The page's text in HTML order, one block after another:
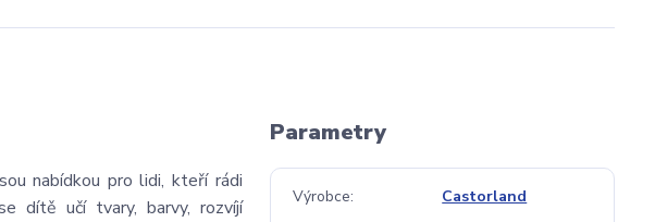
nabídkou pro lidi, kteří rádi
dítě učí tvary, barvy, rozvíjí
Parametry
Výrobce Castorland